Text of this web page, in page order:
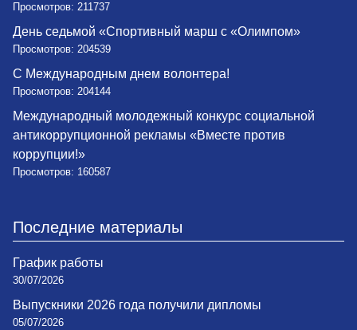
Просмотров: 211737
День седьмой «Спортивный марш с «Олимпом»
Просмотров: 204539
С Международным днем волонтера!
Просмотров: 204144
Международный молодежный конкурс социальной
антикоррупционной рекламы «Вместе против
коррупции!»
Просмотров: 160587
Последние материалы
График работы
30/07/2026
Выпускники 2026 года получили дипломы
05/07/2026